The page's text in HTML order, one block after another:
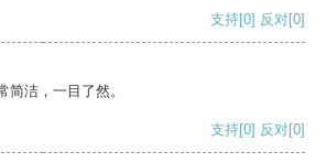
支持[0] 反对[0]
简洁，一目了然。
支持[0] 反对[0]